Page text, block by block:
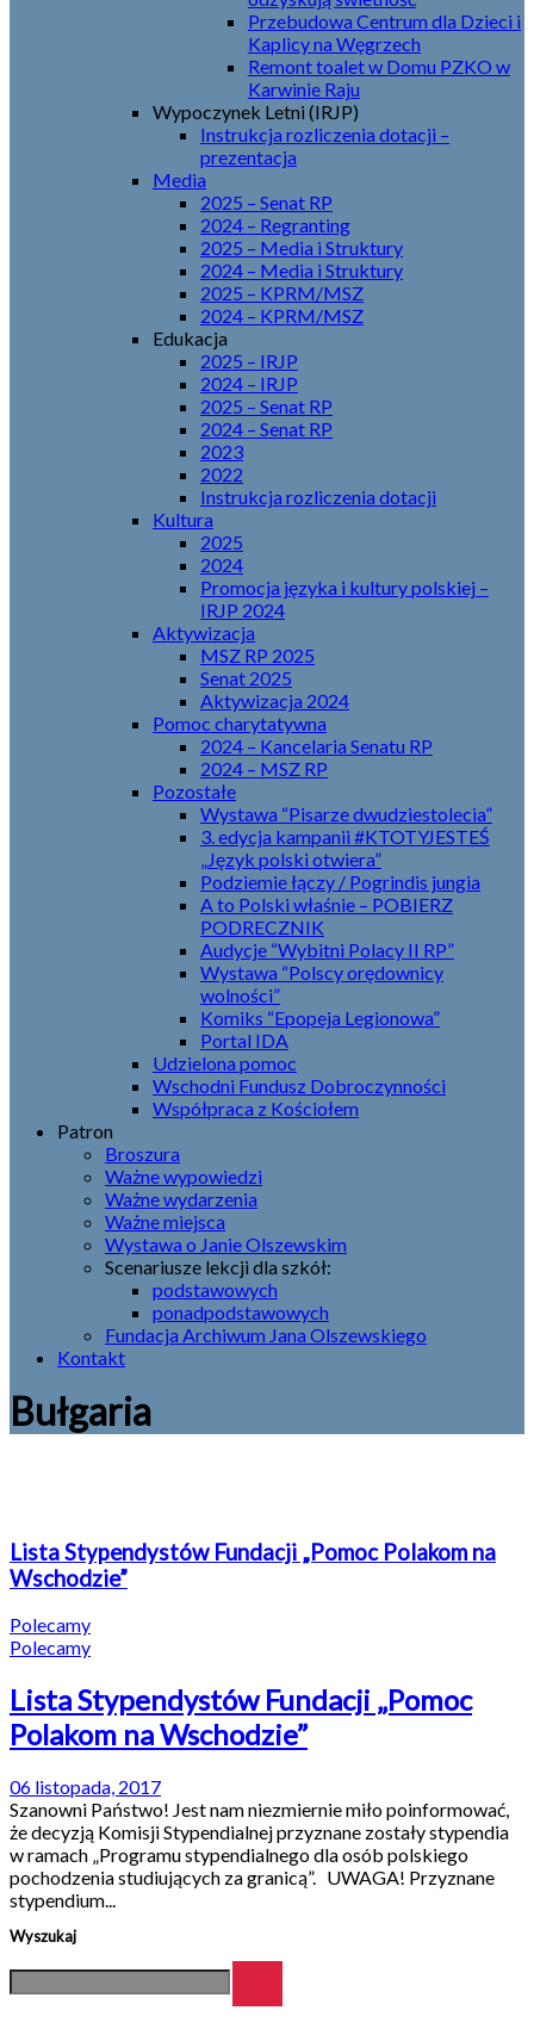
Przebudowa Centrum dla Dzieci i
Kaplicy na Węgrzech
Remont toalet w Domu PZKO w
Karwinie Raju
Wypoczynek Letni (IRJP)
Instrukcja rozliczenia dotacji –
prezentacja
Media
2025 – Senat RP
2024 – Regranting
2025 – Media i Struktury
2024 – Media i Struktury
2025 – KPRM/MSZ
2024 – KPRM/MSZ
Edukacja
2025 – IRJP
2024 – IRJP
2025 – Senat RP
2024 – Senat RP
2023
2022
Instrukcja rozliczenia dotacji
Kultura
2025
2024
Promocja języka i kultury polskiej –
IRJP 2024
Aktywizacja
MSZ RP 2025
Senat 2025
Aktywizacja 2024
Pomoc charytatywna
2024 – Kancelaria Senatu RP
2024 – MSZ RP
Pozostałe
Wystawa “Pisarze dwudziestolecia”
3. edycja kampanii #KTOTYJESTEŚ
„Język polski otwiera”
Podziemie łączy / Pogrindis jungia
A to Polski właśnie – POBIERZ
PODRECZNIK
Audycje “Wybitni Polacy II RP”
Wystawa “Polscy orędownicy
wolności”
Komiks “Epopeja Legionowa”
Portal IDA
Udzielona pomoc
Wschodni Fundusz Dobroczynności
Współpraca z Kościołem
Patron
Broszura
Ważne wypowiedzi
Ważne wydarzenia
Ważne miejsca
Wystawa o Janie Olszewskim
Scenariusze lekcji dla szkół:
podstawowych
ponadpodstawowych
Fundacja Archiwum Jana Olszewskiego
Kontakt
Bułgaria
Lista Stypendystów Fundacji „Pomoc Polakom na
Wschodzie”
Polecamy
Polecamy
Lista Stypendystów Fundacji „Pomoc
Polakom na Wschodzie”
06 listopada, 2017
Szanowni Państwo! Jest nam niezmiernie miło poinformować,
że decyzją Komisji Stypendialnej przyznane zostały stypendia
w ramach „Programu stypendialnego dla osób polskiego
pochodzenia studiujących za granicą”. UWAGA! Przyznane
stypendium...
Wyszukaj